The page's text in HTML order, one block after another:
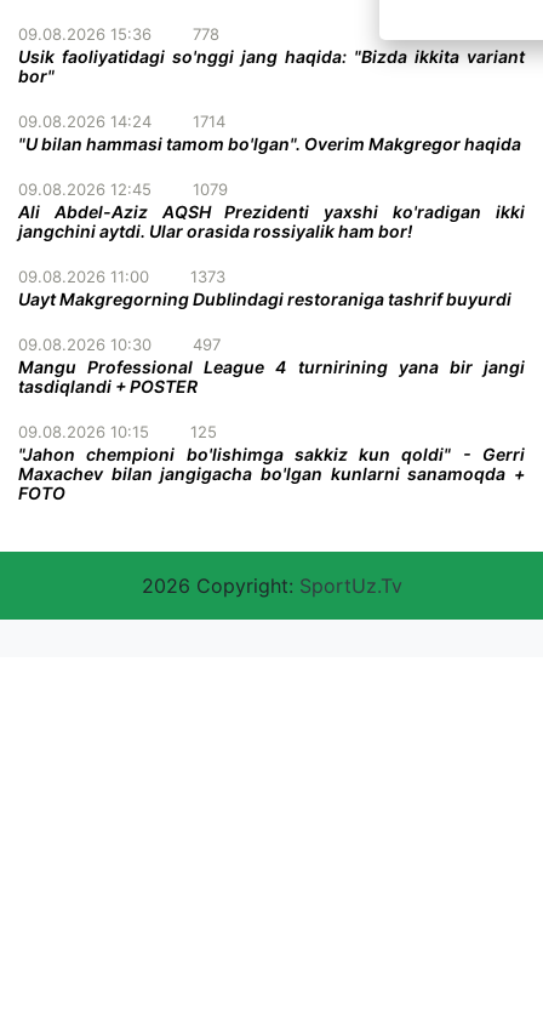
09.08.2026 15:36 778
Usik faoliyatidagi so'nggi jang haqida: "Bizda ikkita variant
bor"
09.08.2026 14:24 1714
"U bilan hammasi tamom bo'lgan". Overim Makgregor haqida
09.08.2026 12:45 1079
Ali Abdel-Aziz AQSH Prezidenti yaxshi ko'radigan ikki
jangchini aytdi. Ular orasida rossiyalik ham bor!
09.08.2026 11:00 1373
Uayt Makgregorning Dublindagi restoraniga tashrif buyurdi
09.08.2026 10:30 497
Mangu Professional League 4 turnirining yana bir jangi
tasdiqlandi + POSTER
09.08.2026 10:15 125
"Jahon chempioni bo'lishimga sakkiz kun qoldi" - Gerri
Maxachev bilan jangigacha bo'lgan kunlarni sanamoqda +
FOTO
2026 Copyright: SportUz.Tv